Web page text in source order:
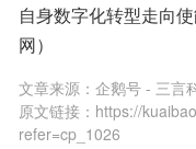
自身数字化转型走向
网）
文章来源： 企鹅号 - 三言
原文链接： https://
refer=cp_1026